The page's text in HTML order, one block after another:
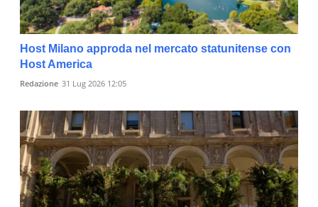
Host Milano approda nel mercato statunitense con
Host America
Redazione 31 Lug 2026 12:05